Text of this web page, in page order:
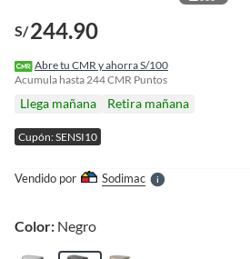
S/244.90
Abre tu CMR y ahorra S/100
Acumula hasta244CMR Puntos
Llega mañana Retira mañana
Cupón: SENSI10
Vendido por SodimacS
r
n
f
Color: Negro